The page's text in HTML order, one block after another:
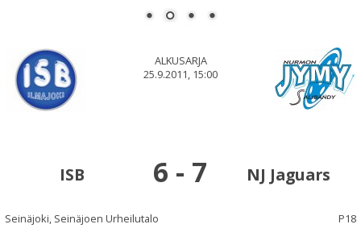
ALKUSARJA
25.9.2011, 15:00
ISB 6 - 7 NJ Jaguars
Seinäjoki, Seinäjoen Urheilutalo P18